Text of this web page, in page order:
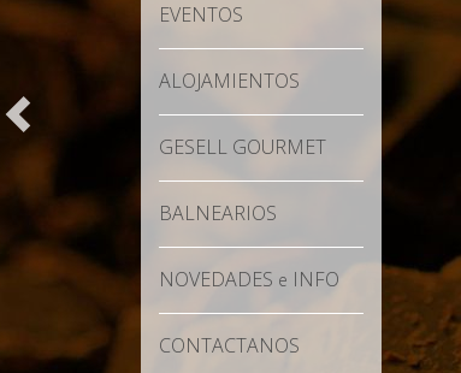
EVENTOS
ALOJAMIENTOS
GESELL GOURMET
BALNEARIOS
NOVEDADES e INFO
CONTACTANOS